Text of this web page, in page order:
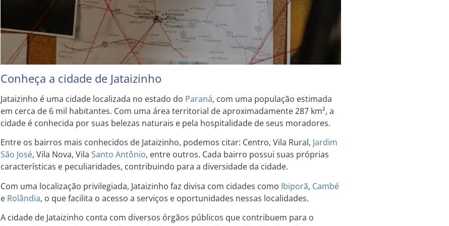
Conheça a cidade de Jataizinho
Jataizinho é uma cidade localizada no estado do Paraná, com uma população estimada
em cerca de 6 mil habitantes. Com uma área territorial de aproximadamente 287 km², a
cidade é conhecida por suas belezas naturais e pela hospitalidade de seus moradores.
Entre os bairros mais conhecidos de Jataizinho, podemos citar: Centro, Vila Rural, Jardim
São José, Vila Nova, Vila Santo Antônio, entre outros. Cada bairro possui suas próprias
características e peculiaridades, contribuindo para a diversidade da cidade.
Com uma localização privilegiada, Jataizinho faz divisa com cidades como Ibiporã, Cambé
e Rolândia, o que facilita o acesso a serviços e oportunidades nessas localidades.
A cidade de Jataizinho conta com diversos órgãos públicos que contribuem para o